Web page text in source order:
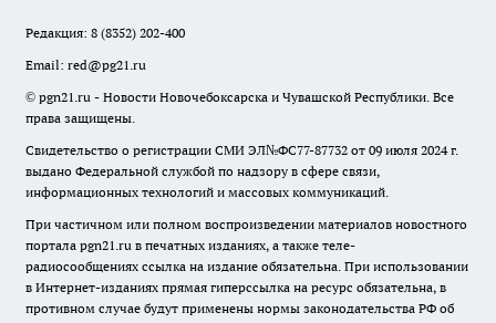
Редакция: 8 (8352) 202-400
Email: red@pg21.ru
© pgn21.ru - Новости Новочебоксарска и Чувашской Республики. Все
права защищены.
Свидетельство о регистрации СМИ ЭЛ№ФС77-87732 от 09 июля 2024 г.
выдано Федеральной службой по надзору в сфере связи,
информационных технологий и массовых коммуникаций.
При частичном или полном воспроизведении материалов новостного
портала pgn21.ru в печатных изданиях, а также теле-
радиосообщениях ссылка на издание обязательна. При использовании
в Интернет-изданиях прямая гиперссылка на ресурс обязательна, в
противном случае будут применены нормы законодательства РФ об